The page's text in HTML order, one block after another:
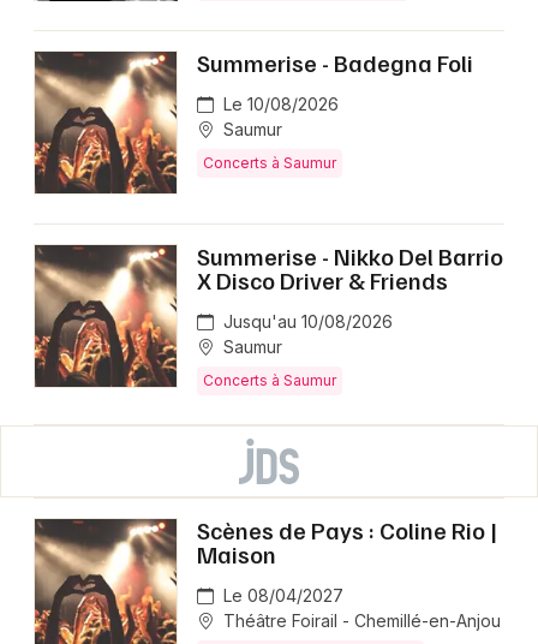
Summerise - Badegna Foli
Le 10/08/2026
Saumur
Concerts à Saumur
Summerise - Nikko Del Barrio
X Disco Driver & Friends
Jusqu'au 10/08/2026
Saumur
Concerts à Saumur
Scènes de Pays : Coline Rio |
Maison
Le 08/04/2027
Théâtre Foirail - Chemillé-en-Anjou